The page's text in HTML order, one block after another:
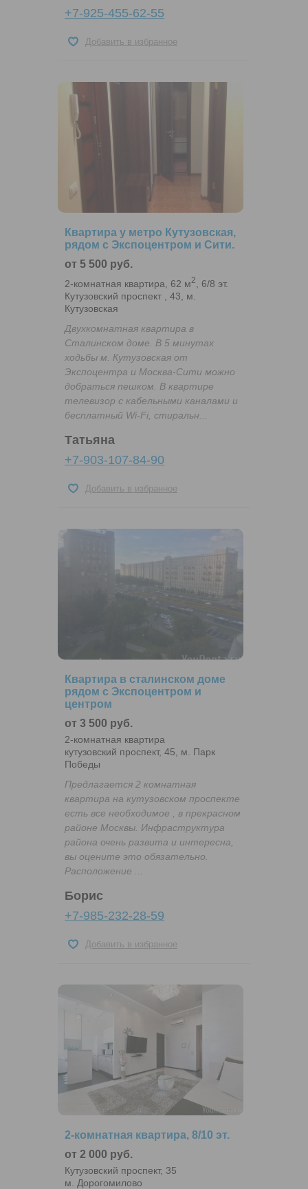
+7-925-455-62-55
Добавить в избранное
Квартира у метро Кутузовская,
рядом с Экспоцентром и Сити.
от 5 500 руб.
2-комнатная квартира, 62 м2
, 6/8 эт.
Кутузовский проспект , 43, м.
Кутузовская
Двухкомнатная квартира в
Сталинском доме. В 5 минутах
ходьбы м. Кутузовская от
Экспоцентра и Москва-Сити можно
добраться пешком. В квартире
телевизор с кабельными каналами и
бесплатный Wi-Fi, стиральн...
Татьяна
+7-903-107-84-90
Добавить в избранное
Квартира в сталинском доме
рядом с Экспоцентром и
центром
от 3 500 руб.
2-комнатная квартира
кутузовский проспект, 45, м. Парк
Победы
Предлагается 2 комнатная
квартира на кутузовском проспекте
есть все необходимое , в прекрасном
районе Москвы. Инфраструктура
района очень развита и интересна,
вы оцените это обязательно.
Расположение ...
Борис
+7-985-232-28-59
Добавить в избранное
2-комнатная квартира, 8/10 эт.
от 2 000 руб.
Кутузовский проспект, 35
м. Дорогомилово